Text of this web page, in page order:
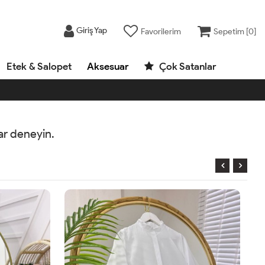
Giriş Yap Favorilerim Sepetim [0]
Etek & Salopet Aksesuar Çok Satanlar
deneyin.
AYNIGÜN
KARGO